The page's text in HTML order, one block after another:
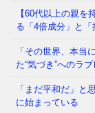
【60代以上の親
る「4倍成分」と
「その世界、本
た“気づき”へのラ
「まだ平和だ」
に始まっている